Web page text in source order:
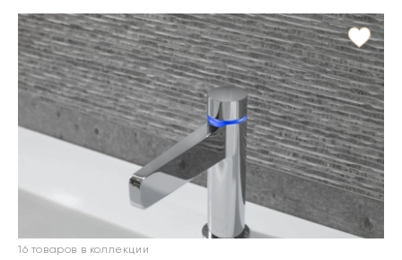
16 товаров в коллекции